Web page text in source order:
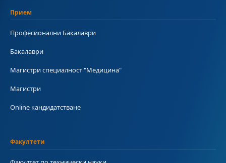
Прием
Професионални Бакалаври
Бакалаври
Магистри специалност "Медицина"
Магистри
Online кандидатстване
Факултети